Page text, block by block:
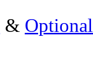
&